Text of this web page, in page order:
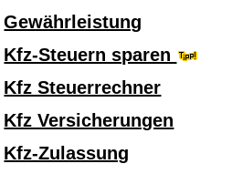
Gewährleistung
Kfz-Steuern sparen
Kfz Steuerrechner
Kfz Versicherungen
Kfz-Zulassung